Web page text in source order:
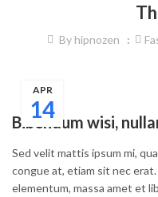
By hipnozen
14
APR
Bibendum wisi,
Sed velit mattis ipsum mi,
congue at, etiam sit nec
elementum, massa amet et